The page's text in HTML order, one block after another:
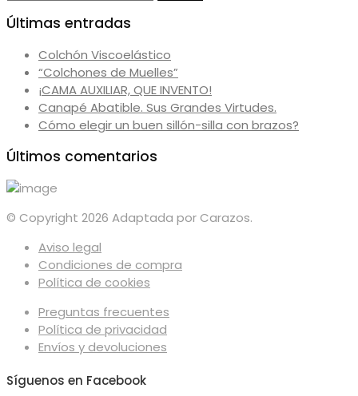
Últimas entradas
Colchón Viscoelástico
“Colchones de Muelles”
¡CAMA AUXILIAR, QUE INVENTO!
Canapé Abatible. Sus Grandes Virtudes.
Cómo elegir un buen sillón-silla con brazos?
Últimos comentarios
© Copyright 2026 Adaptada por Carazos.
Aviso legal
Condiciones de compra
Política de cookies
Preguntas frecuentes
Política de privacidad
Envíos y devoluciones
Síguenos en Facebook